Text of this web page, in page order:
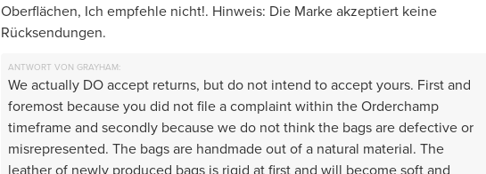
Oberflächen, Ich empfehle nicht!. Hinweis: Die Marke akzeptiert keine
Rücksendungen.
ANTWORT VON GRAYHAM:
We actually DO accept returns, but do not intend to accept yours. First and
foremost because you did not file a complaint within the Orderchamp
timeframe and secondly because we do not think the bags are defective or
misrepresented. The bags are handmade out of a natural material. The
leather of newly produced bags is rigid at first and will become soft and